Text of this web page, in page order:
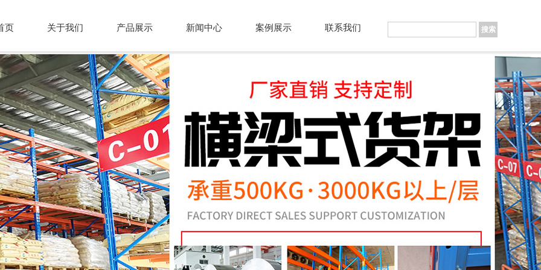
页 关于我们 产品展示 新闻中心 案例展示 联系我们